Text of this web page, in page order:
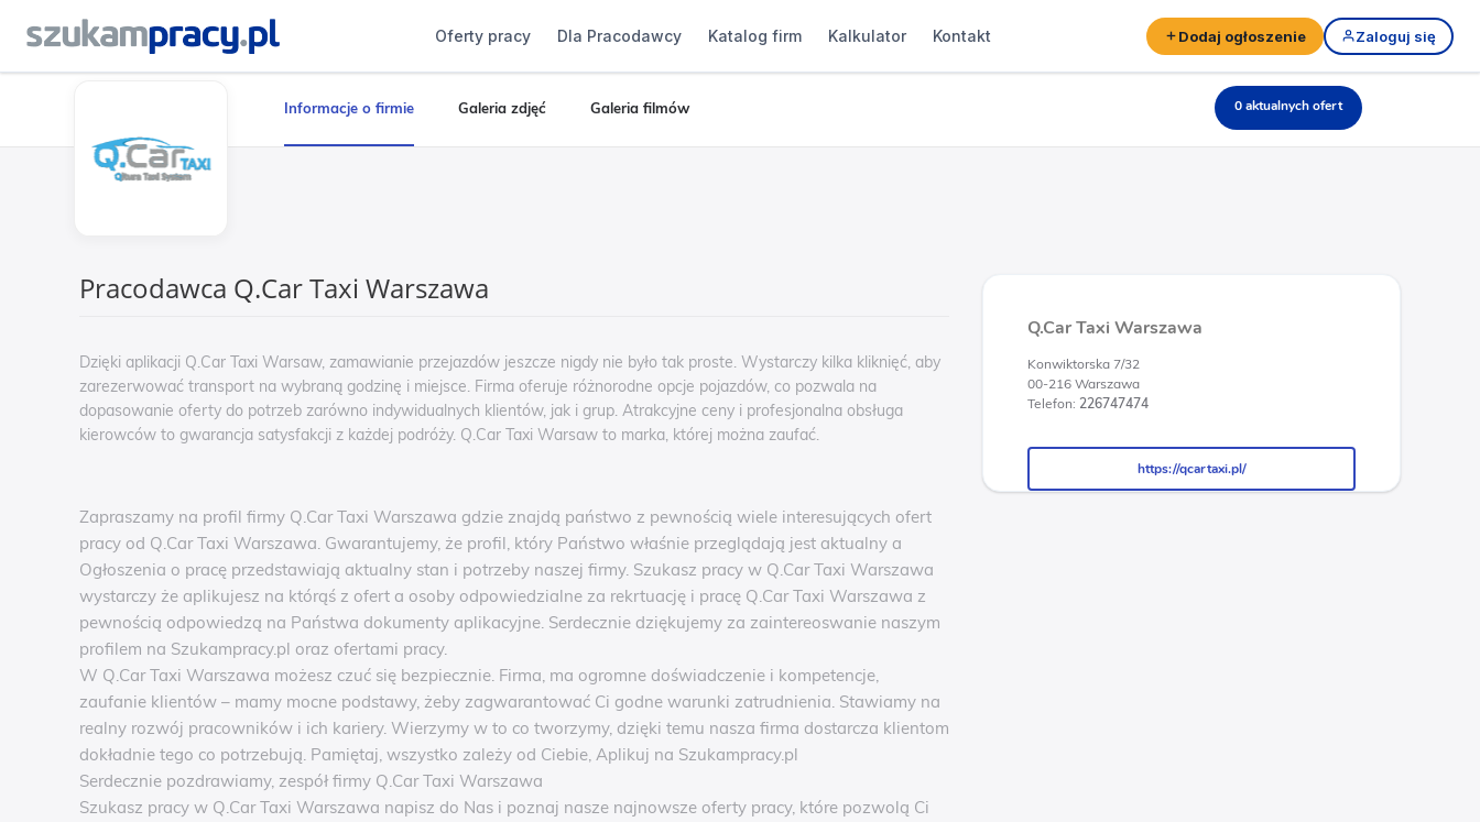
Oferty pracy Dla Pracodawcy Katalog firm Kalkulator Kontakt Dodaj ogłoszenie Zaloguj się
Informacje o firmie Galeria zdjęć Galeria filmów 0 aktualnych ofert
Pracodawca Q.Car Taxi Warszawa
Dzięki aplikacji Q.Car Taxi Warsaw, zamawianie przejazdów jeszcze nigdy nie było tak proste. Wystarczy kilka kliknięć, aby
zarezerwować transport na wybraną godzinę i miejsce. Firma oferuje różnorodne opcje pojazdów, co pozwala na
dopasowanie oferty do potrzeb zarówno indywidualnych klientów, jak i grup. Atrakcyjne ceny i profesjonalna obsługa
kierowców to gwarancja satysfakcji z każdej podróży. Q.Car Taxi Warsaw to marka, której można zaufać.
Zapraszamy na profil firmy Q.Car Taxi Warszawa gdzie znajdą państwo z pewnością wiele interesujących ofert
pracy od Q.Car Taxi Warszawa. Gwarantujemy, że profil, który Państwo właśnie przeglądają jest aktualny a
Ogłoszenia o pracę przedstawiają aktualny stan i potrzeby naszej firmy. Szukasz pracy w Q.Car Taxi Warszawa
wystarczy że aplikujesz na którąś z ofert a osoby odpowiedzialne za rekrtuację i pracę Q.Car Taxi Warszawa z
pewnością odpowiedzą na Państwa dokumenty aplikacyjne. Serdecznie dziękujemy za zaintereoswanie naszym
profilem na Szukampracy.pl oraz ofertami pracy.
W Q.Car Taxi Warszawa możesz czuć się bezpiecznie. Firma, ma ogromne doświadczenie i kompetencje,
zaufanie klientów – mamy mocne podstawy, żeby zagwarantować Ci godne warunki zatrudnienia. Stawiamy na
realny rozwój pracowników i ich kariery. Wierzymy w to co tworzymy, dzięki temu nasza firma dostarcza klientom
dokładnie tego co potrzebują. Pamiętaj, wszystko zależy od Ciebie, Aplikuj na Szukampracy.pl
Serdecznie pozdrawiamy, zespół firmy Q.Car Taxi Warszawa
Szukasz pracy w Q.Car Taxi Warszawa napisz do Nas i poznaj nasze najnowsze oferty pracy, które pozwolą Ci
Q.Car Taxi Warszawa
Konwiktorska 7/32
00-216 Warszawa
Telefon: 226747474
https://qcartaxi.pl/
https://qcartaxi.pl/